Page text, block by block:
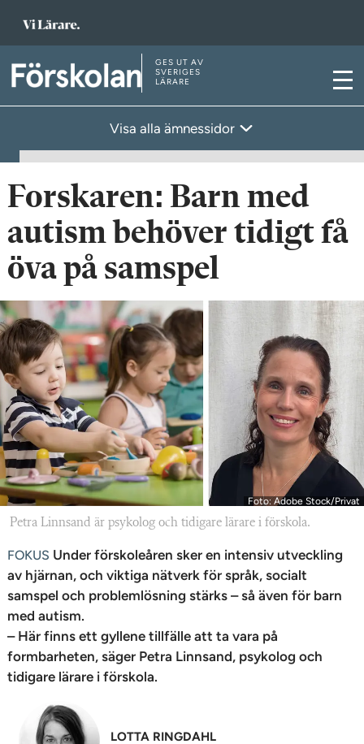
l
s
a
t
i
d
T
i
s
t
a
r
s
d
a
n
GES UT AV
SVERIGES
LÄRARE
M
Visa alla ämnessidor
Forskaren: Barn med
autism behöver tidigt få
öva på samspel
Foto: Adobe Stock/Privat
Petra Linnsand är psykolog och tidigare lärare i förskola.
FOKUS Under förskoleåren sker en intensiv utveckling
av hjärnan, och viktiga nätverk för språk, socialt
samspel och problemlösning stärks – så även för barn
med autism.
– Här finns ett gyllene tillfälle att ta vara på
formbarheten, säger Petra Linnsand, psykolog och
tidigare lärare i förskola.
LOTTA RINGDAHL